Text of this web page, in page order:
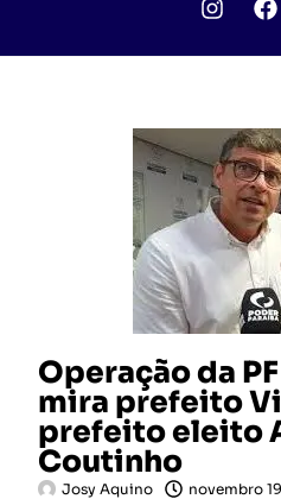
Operação da
mira prefeito
prefeito eleito
Coutinho
Josy Aquino
novembro